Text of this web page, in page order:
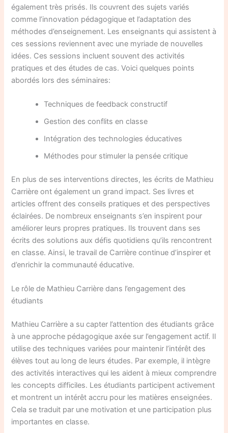
également très prisés. Ils couvrent des sujets variés
comme l’innovation pédagogique et l’adaptation des
méthodes d’enseignement. Les enseignants qui assistent à
ces sessions reviennent avec une myriade de nouvelles
idées. Ces sessions incluent souvent des activités
pratiques et des études de cas. Voici quelques points
abordés lors des séminaires:
Techniques de feedback constructif
Gestion des conflits en classe
Intégration des technologies éducatives
Méthodes pour stimuler la pensée critique
En plus de ses interventions directes, les écrits de Mathieu
Carrière ont également un grand impact. Ses livres et
articles offrent des conseils pratiques et des perspectives
éclairées. De nombreux enseignants s’en inspirent pour
améliorer leurs propres pratiques. Ils trouvent dans ses
écrits des solutions aux défis quotidiens qu’ils rencontrent
en classe. Ainsi, le travail de Carrière continue d’inspirer et
d’enrichir la communauté éducative.
Le rôle de Mathieu Carrière dans l’engagement des
étudiants
Mathieu Carrière a su capter l’attention des étudiants grâce
à une approche pédagogique axée sur l’engagement actif. Il
utilise des techniques variées pour maintenir l’intérêt des
élèves tout au long de leurs études. Par exemple, il intègre
des activités interactives qui les aident à mieux comprendre
les concepts difficiles. Les étudiants participent activement
et montrent un intérêt accru pour les matières enseignées.
Cela se traduit par une motivation et une participation plus
importantes en classe.